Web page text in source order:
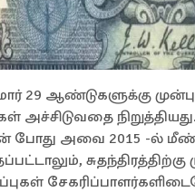
29 ஆண்டுகளுக்கு
அச்சிடுவதை
போது அவை 2015 -ல்